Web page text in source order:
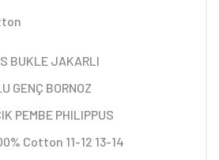
BUKLE JAKARLI
GENÇ BORNOZ
PEMBE PHILIPPUS
Cotton 11-12 13-14